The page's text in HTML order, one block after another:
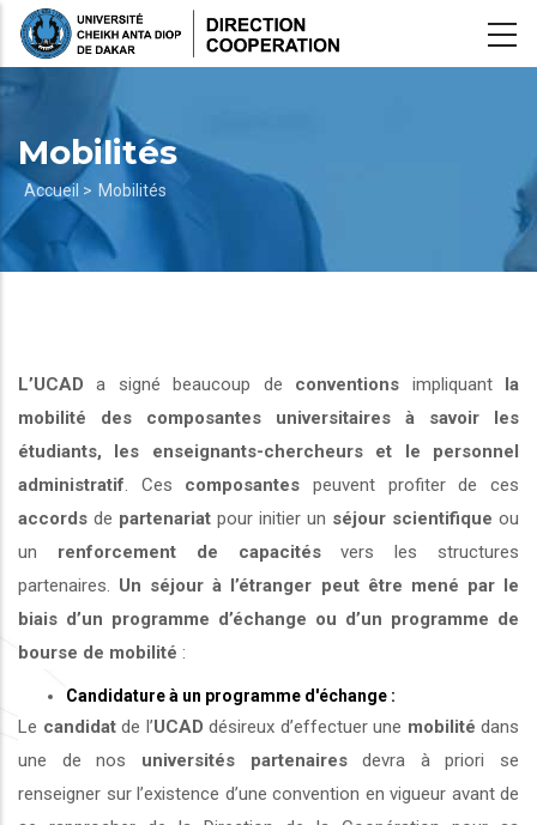
Aller
Mobilités
Fil
d'Ariane
Accueil > Mobilités
L’UCAD a signé beaucoup de conventions impliquant la
mobilité des composantes universitaires à savoir les
étudiants, les enseignants-chercheurs et le personnel
administratif . Ces composantes peuvent profiter de ces
accords de partenariat pour initier un séjour scientifique ou
un renforcement de capacitésvers les structures
partenaires. Un séjour à l’étranger peut être mené par le
biais d’un programme d’échange ou d’un programme de
bourse de mobilité :
Candidature à un programme d'échange :
Le candidatde l’UCAD désireux d’effectuer une mobilité dans
une de nos universités partenairesdevra à priori se
renseigner sur l’existence d’une convention en vigueur avant de